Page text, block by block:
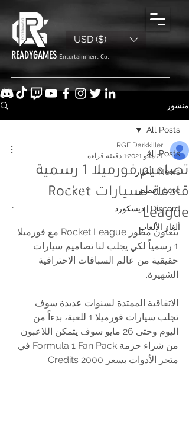
USD ($)
READYGAMES Entertainment Co.
منشور
All Posts
News | أخبار
Lore | قصص
Discord | ديسكورد
ألغاز الألعاب
All Posts
تصاميم فورميلا 1 رسمية
قادمة لسيارات Rocket
League
RGE Darkkiller
21 مايو 2021
1 دقيقة قراءة
يتعاون مطور Rocket League مع فورميلا
1 رسمياً لكي يجلب لنا تصاميم سيارات
حقيقية من عالم السباقات الاحترافية
الشهيرة.
الاتفاقية الممتدة لسنوات عديدة سوف
تجلب سيارات فورميلا 1 للعبة، بدءاً من
اليوم وحتى 26 مايو سوف يتمكن اللاعبون
من شراء حزمة Formula 1 Fan Pack في
متجر الأدوات بسعر 2000 Credits.